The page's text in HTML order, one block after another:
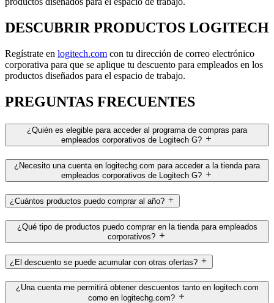
DESCUBRIR PRODUCTOS LOGITECH
Regístrate en logitech.com con tu dirección de correo electrónico
corporativa para que se aplique tu descuento para empleados en los
productos diseñados para el espacio de trabajo.
PREGUNTAS FRECUENTES
¿Quién es elegible para acceder al programa de compras para
empleados corporativos de Logitech G?
¿Necesito una cuenta en logitechg.com para acceder a la tienda para
empleados corporativos de Logitech G?
¿Cuántos productos puedo comprar al año?
¿Qué tipo de productos puedo comprar en la tienda para empleados
corporativos?
¿El descuento se puede acumular con otras ofertas?
¿Una cuenta me permitirá obtener descuentos tanto en logitech.com
como en logitechg.com?